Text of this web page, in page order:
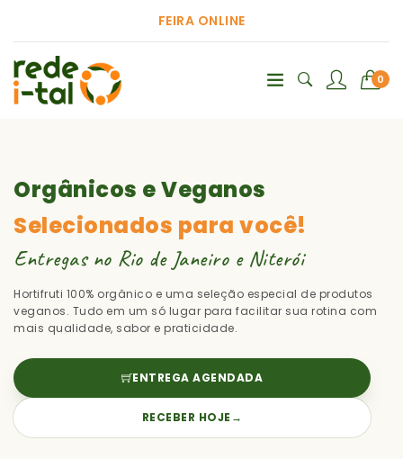
FEIRA ONLINE
0
Orgânicos e Veganos
Selecionados para você!
Entregas no Rio de Janeiro e Niterói
Hortifruti 100% orgânico e uma seleção especial de produtos
veganos. Tudo em um só lugar para facilitar sua rotina com
mais qualidade, sabor e praticidade.
ENTREGA AGENDADA
RECEBER HOJE →